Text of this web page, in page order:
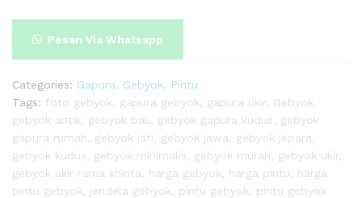
quantity
Pesan Via Whatsapp
Categories: Gapura Gebyok
Pintu
Tags: foto gebyok gapura gebyok gapura ukir, Gebyok
gebyok antik
gebyok bali gebyok gapura kudus
gebyok
gapura rumah
gebyok jati gebyok jawa gebyok jepara
gebyok kudus
gebyok minimalis gebyok murah gebyok ukir,
gebyok ukir rama shinta
harga gebyok harga pintu
harga
pintu gebyok
jendela gebyok pintu gebyok
pintu gebyok